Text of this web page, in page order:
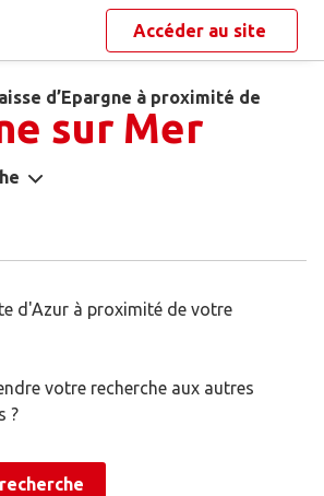
Accéder au site
d’Epargne à proximité de
sur Mer
d'Azur à proximité de votre
votre recherche aux autres
?